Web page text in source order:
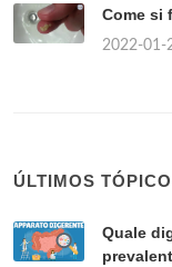
Come si
2022-01-
ÚLTIMOS
Quale